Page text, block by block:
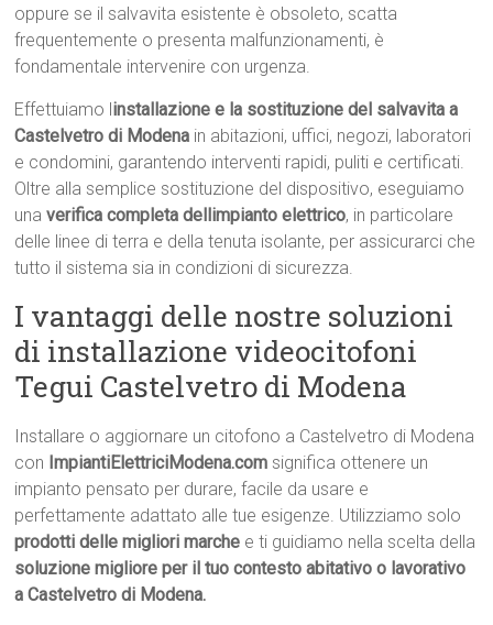
oppure se il salvavita esistente è obsoleto, scatta
frequentemente o presenta malfunzionamenti, è
fondamentale intervenire con urgenza.
Effettuiamo l installazione e la sostituzione del salvavita a
Castelvetro di Modena in abitazioni, uffici, negozi, laboratori
e condomini, garantendo interventi rapidi, puliti e certificati.
Oltre alla semplice sostituzione del dispositivo, eseguiamo
unaverifica completa dellimpianto elettrico, in particolare
delle linee di terra e della tenuta isolante, per assicurarci che
tutto il sistema sia in condizioni di sicurezza.
I vantaggi delle nostre soluzioni
di installazione videocitofoni
Tegui Castelvetro di Modena
Installare o aggiornare un citofono a Castelvetro di Modena
con ImpiantiElettriciModena.com significa ottenere un
impianto pensato per durare, facile da usare e
perfettamente adattato alle tue esigenze. Utilizziamo solo
prodotti delle migliori marche e ti guidiamo nella scelta della
soluzione migliore per il tuo contesto abitativo o lavorativo
a Castelvetro di Modena.